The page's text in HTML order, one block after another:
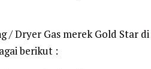
/ Dryer Gas merek Gold Star di
berikut :